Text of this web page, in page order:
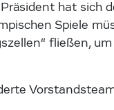
hat sich
Spiele
fließen,